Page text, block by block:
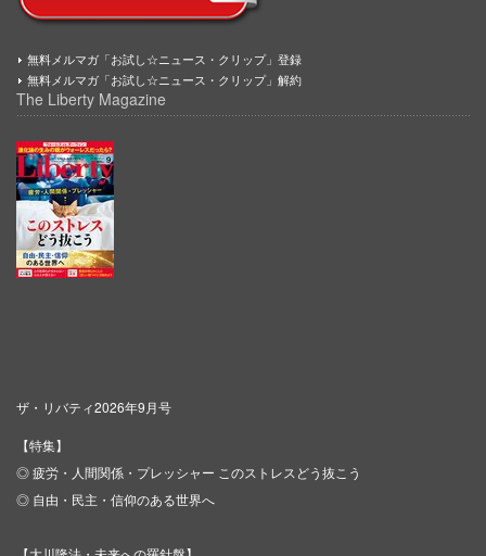
無料メルマガ「お試し☆ニュース・クリップ」登録
無料メルマガ「お試し☆ニュース・クリップ」解約
The Liberty Magazine
ザ・リバティ2026年9月号
【特集】
◎ 疲労・人間関係・プレッシャー このストレスどう抜こう
◎ 自由・民主・信仰のある世界へ